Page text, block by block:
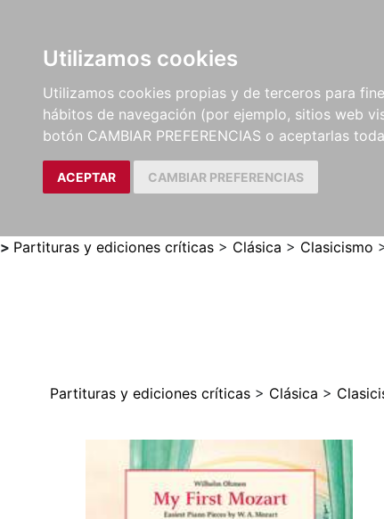
Utilizamos cookies
Utilizamos cookies propias y de terceros para
hábitos de navegación (por ejemplo, sitios web
botón CAMBIAR PREFERENCIAS o aceptarlas
ACEPTAR CAMBIAR PREFERENCIAS
LIBROS
MÉTODOS Y
EJERCICIOS
PARTITURAS Y
CRÍTICAS
> Partituras y ediciones críticas > Clásica > Clasicismo
Partituras y ediciones críticas > Clásica >